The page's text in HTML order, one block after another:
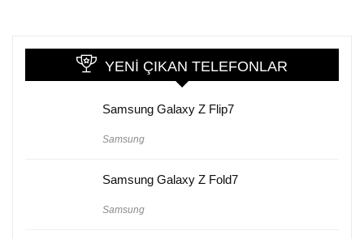
YENI ÇIKAN TELEFONLAR
Samsung Galaxy Z Flip7
Samsung
Samsung Galaxy Z Fold7
Samsung